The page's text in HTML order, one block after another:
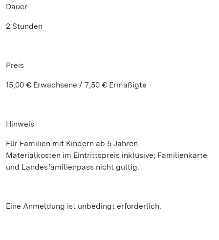
Dauer
2 Stunden
Preis
15,00 € Erwachsene / 7,50 € Ermäßigte
Hinweis
Für Familien mit Kindern ab 5 Jahren.
Materialkosten im Eintrittspreis inklusive; Familienkarte
und Landesfamilienpass nicht gültig.
Eine Anmeldung ist unbedingt erforderlich.